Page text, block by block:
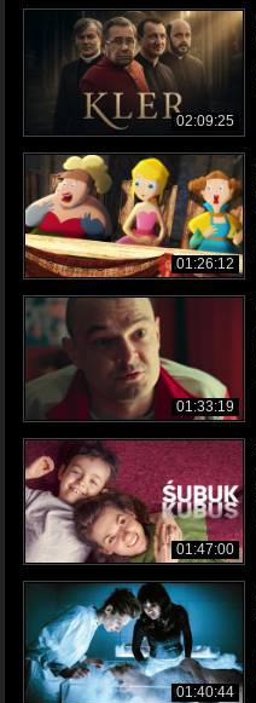
02:09:25
01:26:12
01:33:19
01:47:00
01:40:44